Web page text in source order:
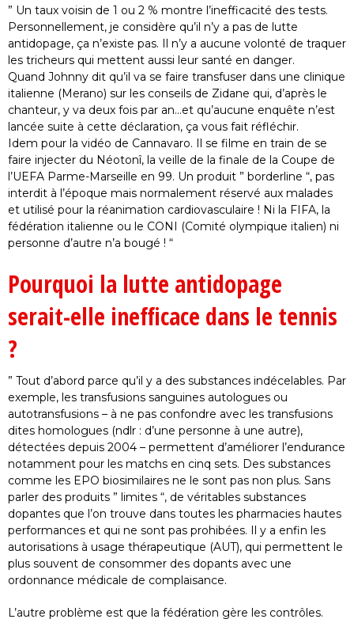
” Un taux voisin de 1 ou 2 % montre l’inefficacité des tests.
Personnellement, je considère qu’il n’y a pas de lutte
antidopage, ça n’existe pas. Il n’y a aucune volonté de traquer
les tricheurs qui mettent aussi leur santé en danger.
Quand Johnny dit qu’il va se faire transfuser dans une clinique
italienne (Merano) sur les conseils de Zidane qui, d’après le
chanteur, y va deux fois par an…et qu’aucune enquête n’est
lancée suite à cette déclaration, ça vous fait réfléchir.
Idem pour la vidéo de Cannavaro. Il se filme en train de se
faire injecter du Néotonî, la veille de la finale de la Coupe de
l’UEFA Parme-Marseille en 99. Un produit ” borderline “, pas
interdit à l’époque mais normalement réservé aux malades
et utilisé pour la réanimation cardiovasculaire ! Ni la FIFA, la
fédération italienne ou le CONI (Comité olympique italien) ni
personne d’autre n’a bougé ! “
Pourquoi la lutte antidopage
serait-elle inefficace dans le tennis
?
” Tout d’abord parce qu’il y a des substances indécelables. Par
exemple, les transfusions sanguines autologues ou
autotransfusions – à ne pas confondre avec les transfusions
dites homologues (ndlr : d’une personne à une autre),
détectées depuis 2004 – permettent d’améliorer l’endurance
notamment pour les matchs en cinq sets. Des substances
comme les EPO biosimilaires ne le sont pas non plus. Sans
parler des produits ” limites “, de véritables substances
dopantes que l’on trouve dans toutes les pharmacies hautes
performances et qui ne sont pas prohibées. Il y a enfin les
autorisations à usage thérapeutique (AUT), qui permettent le
plus souvent de consommer des dopants avec une
ordonnance médicale de complaisance.
L’autre problème est que la fédération gère les contrôles.